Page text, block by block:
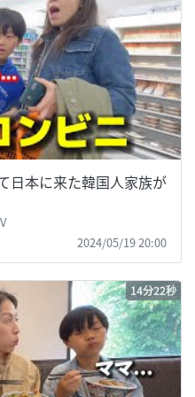
日本に来た韓国人家族が
2024/05/19 20:00
14分22秒